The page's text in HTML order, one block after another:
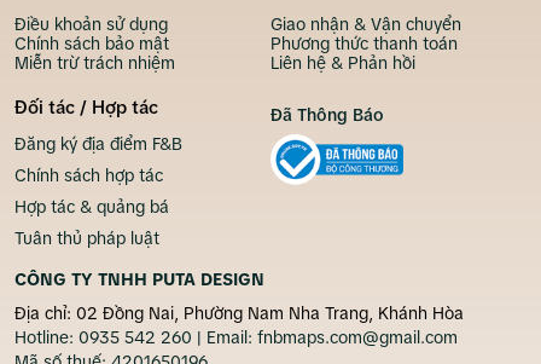
Điều khoản sử dụng
Chính sách bảo mật
Miễn trừ trách nhiệm
Giao nhận & Vận chuyển
Phương thức thanh toán
Liên hệ & Phản hồi
Đối tác / Hợp tác
Đăng ký địa điểm F&B
Chính sách hợp tác
Hợp tác & quảng bá
Tuân thủ pháp luật
CÔNG TY TNHH PUTA DESIGN
Địa chỉ: 02 Đồng Nai, Phường Nam Nha Trang, Khánh Hòa
Hotline: 0935 542 260 | Email: fnbmaps.com@gmail.com
Đã Thông Báo